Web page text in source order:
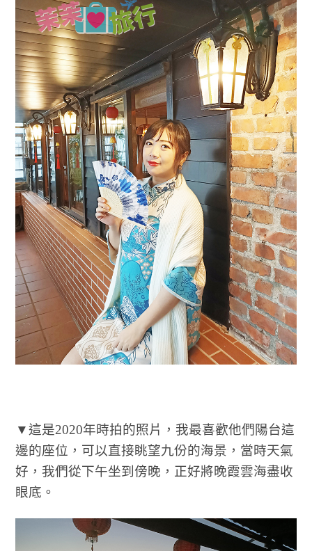
▼這是2020年時拍的照片，我最喜歡他們陽台這
邊的座位，可以直接眺望九份的海景，當時天氣
好，我們從下午坐到傍晚，正好將晚霞雲海盡收
眼底。